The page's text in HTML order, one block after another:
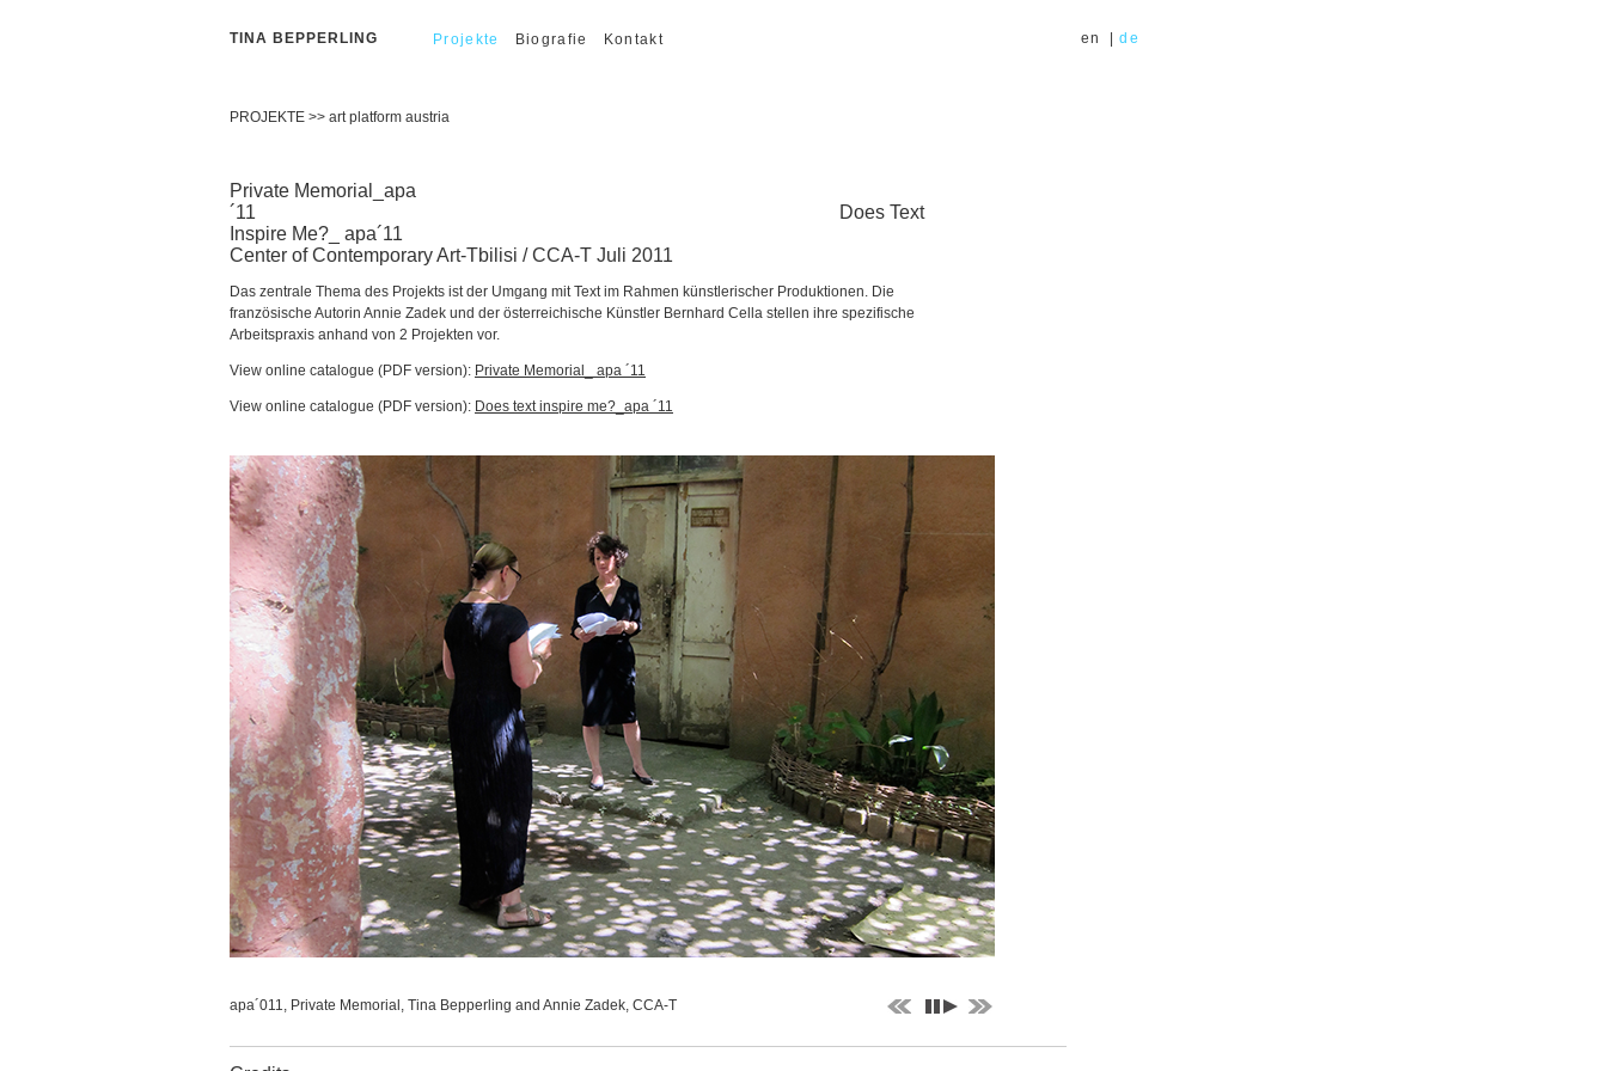
TINA BEPPERLING Projekte Biografie Kontakt en |de
PROJEKTE >> art platform austria
Private Memorial_apa
´11 Does Text
Inspire Me?_ apa´11
Center of Contemporary Art-Tbilisi / CCA-T Juli 2011
Das zentrale Thema des Projekts ist der Umgang mit Text im Rahmen künstlerischer Produktionen. Die
französische Autorin Annie Zadek und der österreichische Künstler Bernhard Cella stellen ihre spezifische
Arbeitspraxis anhand von 2 Projekten vor.
View online catalogue (PDF version): Private Memorial_ apa ´11
View online catalogue (PDF version): Does text inspire me?_apa ´11
apa´011, Private Memorial, Tina Bepperling and Annie Zadek, CCA-T